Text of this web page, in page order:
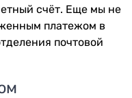
счёт. Еще мы не
платежом в
почтовой